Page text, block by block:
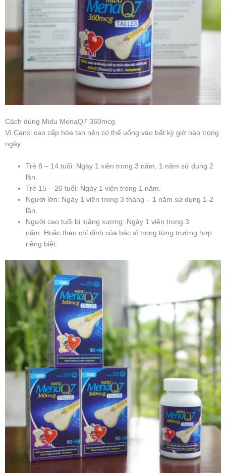
Cách dùng Midu MenaQ7 360mcg
Vì Canxi cao cấp hòa tan nên có thể uống vào bất kỳ giờ nào trong
ngày:
Trẻ 8 – 14 tuổi: Ngày 1 viên trong 3 năm, 1 năm sử dụng 2
lần.
Trẻ 15 – 20 tuổi: Ngày 1 viên trong 1 năm.
Người lớn: Ngày 1 viên trong 3 tháng – 1 năm sử dụng 1-2
lần.
Người cao tuổi bị loãng xương: Ngày 1 viên trong 3
năm. Hoặc theo chỉ định của bác sĩ trong từng trường hợp
riêng biệt.